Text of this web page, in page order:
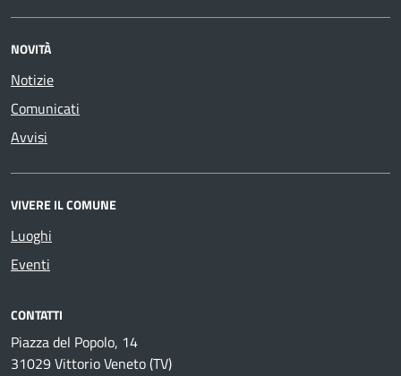
NOVITÀ
Notizie
Comunicati
Avvisi
VIVERE IL COMUNE
Luoghi
Eventi
CONTATTI
Piazza del Popolo, 14
31029 Vittorio Veneto (TV)